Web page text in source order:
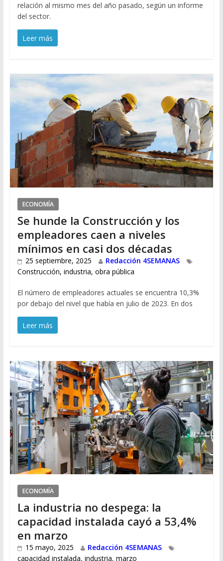
relación al mismo mes del año pasado, según un informe
del sector.
Leer más
ECONOMÍA
Se hunde la Construcción y los
empleadores caen a niveles
mínimos en casi dos décadas
25 septiembre, 2025
Redacción 4SEMANAS
Construcción, industria, obra pública
El número de empleadores actuales se encuentra 10,3%
por debajo del nivel que había en julio de 2023. En dos
Leer más
ECONOMÍA
La industria no despega: la
capacidad instalada cayó a 53,4%
en marzo
15 mayo, 2025
Redacción 4SEMANAS
capacidad instalada, industria, marzo